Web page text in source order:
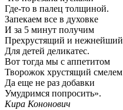
Где-то в палец толщиной.
Запекаем все в духовке
И за 5 минут получим
Прехрустящий и нежнейший
Для детей деликатес.
Вот тогда мы с аппетитом
Творожок хрустящий смелем
Да еще не раз добавки
Умудримся попросить».
Кира Кононович